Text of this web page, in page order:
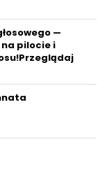
—
pilocie i